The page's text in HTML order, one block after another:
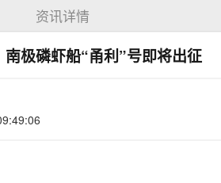
资讯详情
极磷虾船“甬利”号即将出征